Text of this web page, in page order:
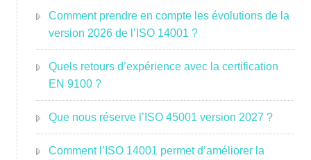
Comment prendre en compte les évolutions de la
version 2026 de l’ISO 14001 ?
Quels retours d’expérience avec la certification
EN 9100 ?
Que nous réserve l’ISO 45001 version 2027 ?
Comment l’ISO 14001 permet d’améliorer la